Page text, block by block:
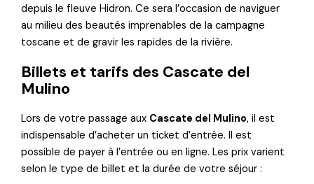
depuis le fleuve Hidron. Ce sera l’occasion de naviguer
au milieu des beautés imprenables de la campagne
toscane et de gravir les rapides de la rivière.
Billets et tarifs des Cascate del
Mulino
Lors de votre passage aux Cascate del Mulino, il est
indispensable d’acheter un ticket d’entrée. Il est
possible de payer à l’entrée ou en ligne. Les prix varient
selon le type de billet et la durée de votre séjour :